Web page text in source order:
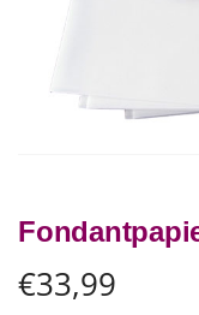
€33,99